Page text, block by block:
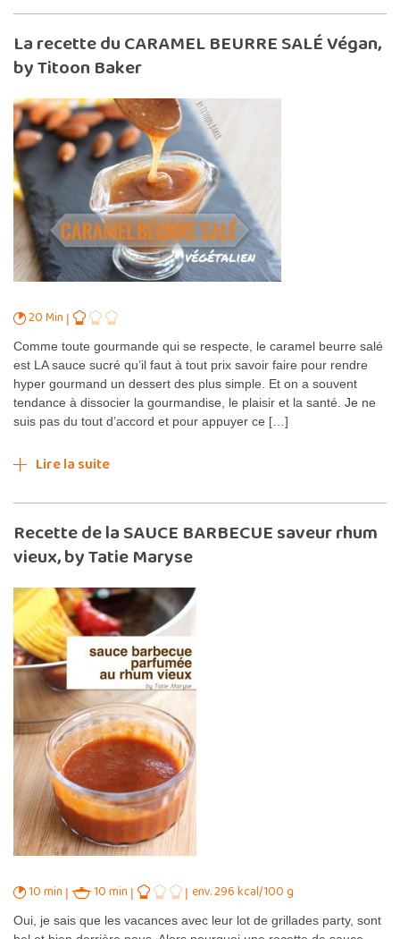
La recette du CARAMEL BEURRE SALÉ Végan,
by Titoon Baker
20 Min
Comme toute gourmande qui se respecte, le caramel beurre salé
est LA sauce sucré qu’il faut à tout prix savoir faire pour rendre
hyper gourmand un dessert des plus simple. Et on a souvent
tendance à dissocier la gourmandise, le plaisir et la santé. Je ne
suis pas du tout d’accord et pour appuyer ce […]
Lire la suite
Recette de la SAUCE BARBECUE saveur rhum
vieux, by Tatie Maryse
10 min 10 min env. 296 kcal/100 g
Oui, je sais que les vacances avec leur lot de grillades party, sont